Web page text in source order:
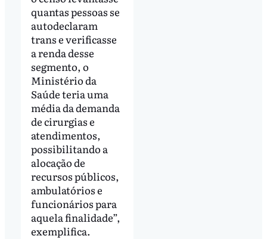
quantas pessoas se
autodeclaram
trans e verificasse
a renda desse
segmento, o
Ministério da
Saúde teria uma
média da demanda
de cirurgias e
atendimentos,
possibilitando a
alocação de
recursos públicos,
ambulatórios e
funcionários para
aquela finalidade”,
exemplifica.